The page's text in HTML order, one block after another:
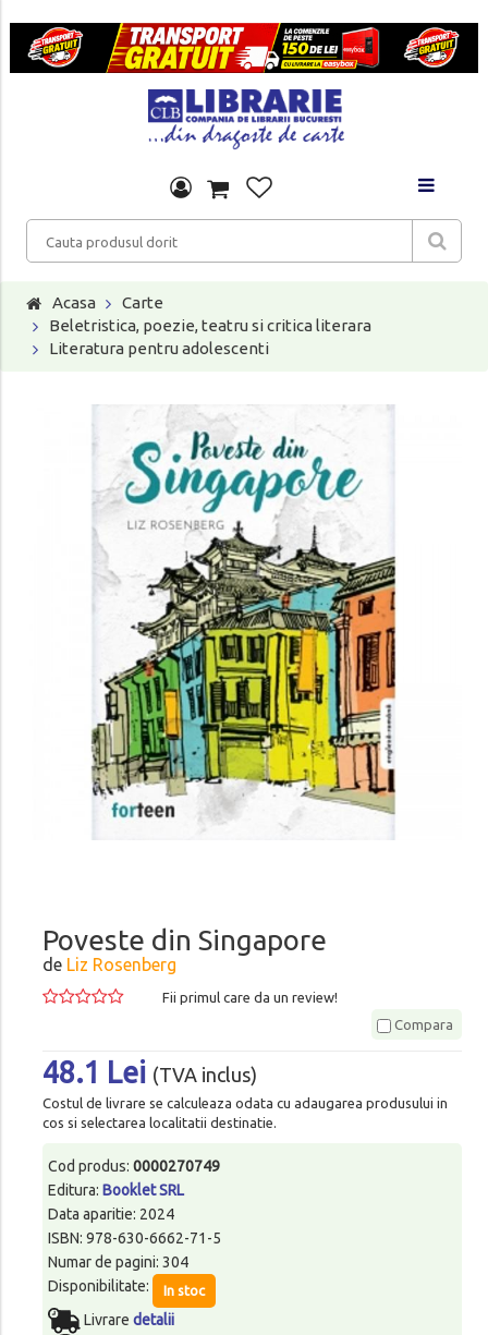
Acasa
Carte
Beletristica, poezie, teatru si critica literara
Literatura pentru adolescenti
Poveste din Singapore
de Liz Rosenberg
Fii primul care da un review!
Compara
48.1 Lei (TVA inclus)
Costul de livrare se calculeaza odata cu adaugarea produsului in
cos si selectarea localitatii destinatie.
Cod produs: 0000270749
Editura: Booklet SRL
Data aparitie: 2024
ISBN: 978-630-6662-71-5
Numar de pagini: 304
Disponibilitate:
In stoc
Livrare detalii